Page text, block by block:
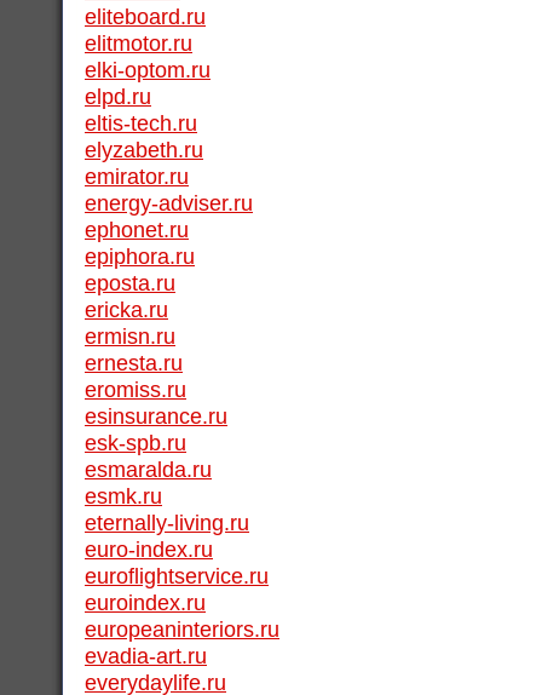
eliteboard.ru
elitmotor.ru
elki-optom.ru
elpd.ru
eltis-tech.ru
elyzabeth.ru
emirator.ru
energy-adviser.ru
ephonet.ru
epiphora.ru
eposta.ru
ericka.ru
ermisn.ru
ernesta.ru
eromiss.ru
esinsurance.ru
esk-spb.ru
esmaralda.ru
esmk.ru
eternally-living.ru
euro-index.ru
euroflightservice.ru
euroindex.ru
europeaninteriors.ru
evadia-art.ru
everydaylife.ru